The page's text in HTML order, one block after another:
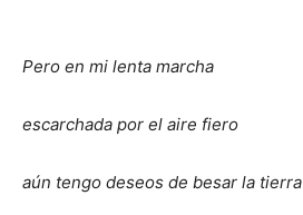
Pero en mi lenta marcha
escarchada por el aire fiero
aún tengo deseos de besar la tierra